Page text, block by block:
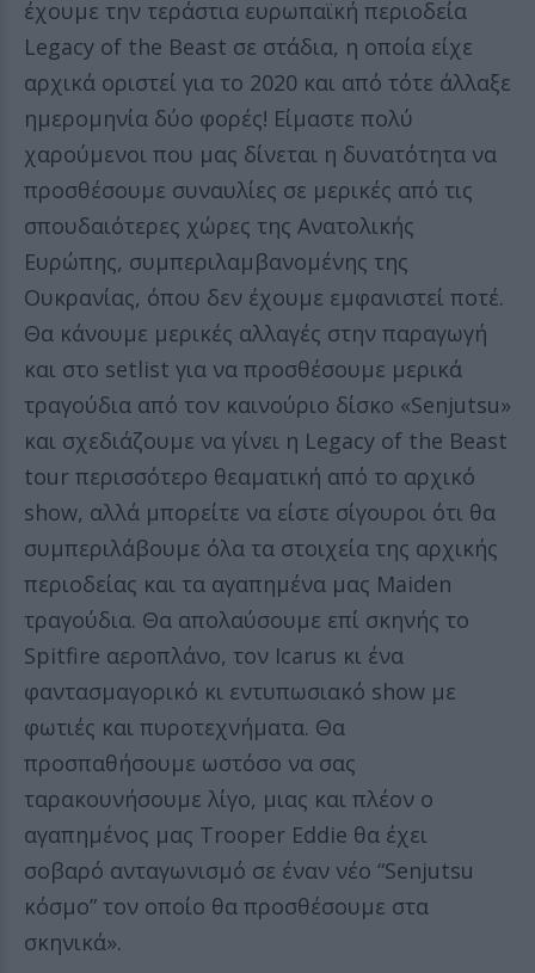
έχουμε την τεράστια ευρωπαϊκή περιοδεία
Legacy of the Beast σε στάδια, η οποία είχε
αρχικά οριστεί για το 2020 και από τότε άλλαξε
ημερομηνία δύο φορές! Είμαστε πολύ
χαρούμενοι που μας δίνεται η δυνατότητα να
προσθέσουμε συναυλίες σε μερικές από τις
σπουδαιότερες χώρες της Ανατολικής
Ευρώπης, συμπεριλαμβανομένης της
Ουκρανίας, όπου δεν έχουμε εμφανιστεί ποτέ.
Θα κάνουμε μερικές αλλαγές στην παραγωγή
και στο setlist για να προσθέσουμε μερικά
τραγούδια από τον καινούριο δίσκο «Senjutsu»
και σχεδιάζουμε να γίνει η Legacy of the Beast
tour περισσότερο θεαματική από το αρχικό
show, αλλά μπορείτε να είστε σίγουροι ότι θα
συμπεριλάβουμε όλα τα στοιχεία της αρχικής
περιοδείας και τα αγαπημένα μας Maiden
τραγούδια. Θα απολαύσουμε επί σκηνής το
Spitfire αεροπλάνο, τον Icarus κι ένα
φαντασμαγορικό κι εντυπωσιακό show με
φωτιές και πυροτεχνήματα. Θα
προσπαθήσουμε ωστόσο να σας
ταρακουνήσουμε λίγο, μιας και πλέον ο
αγαπημένος μας Trooper Eddie θα έχει
σοβαρό ανταγωνισμό σε έναν νέο “Senjutsu
κόσμο” τον οποίο θα προσθέσουμε στα
σκηνικά».